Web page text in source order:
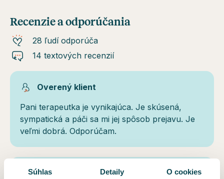
Súhlas Detaily O cookies
Recenzie a odporúčania
28 ľudí odporúča
14 textových recenzií
Overený klient
Pani terapeutka je vynikajúca. Je skúsená,
sympatická a páči sa mi jej spôsob prejavu. Je
veľmi dobrá. Odporúčam.
Overený klient